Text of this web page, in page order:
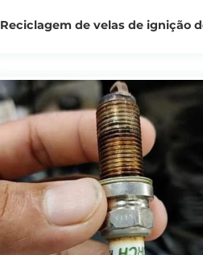
Reciclagem de velas de ignição
Ver produtos
Obtenha o preço da reciclagem